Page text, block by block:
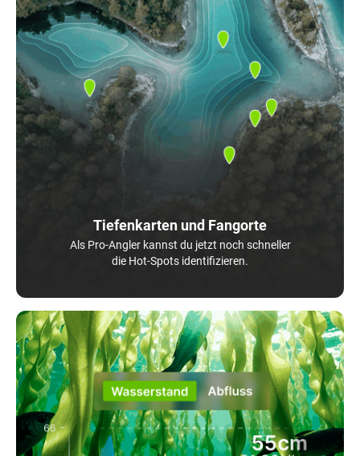
Tiefenkarten und Fangorte
Als Pro-Angler kannst du jetzt noch schneller
die Hot-Spots identifizieren.